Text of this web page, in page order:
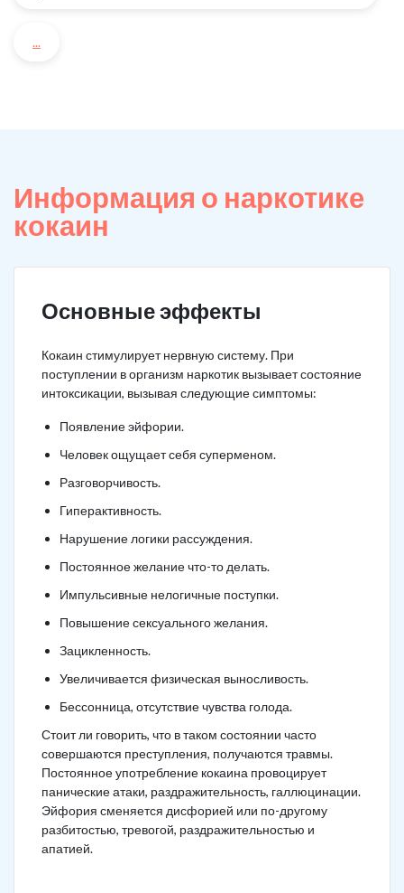
...
Информация о наркотике
кокаин
Основные эффекты
Кокаин стимулирует нервную систему. При
поступлении в организм наркотик вызывает состояние
интоксикации, вызывая следующие симптомы:
Появление эйфории.
Человек ощущает себя суперменом.
Разговорчивость.
Гиперактивность.
Нарушение логики рассуждения.
Постоянное желание что-то делать.
Импульсивные нелогичные поступки.
Повышение сексуального желания.
Зацикленность.
Увеличивается физическая выносливость.
Бессонница, отсутствие чувства голода.
Стоит ли говорить, что в таком состоянии часто
совершаются преступления, получаются травмы.
Постоянное употребление кокаина провоцирует
панические атаки, раздражительность, галлюцинации.
Эйфория сменяется дисфорией или по-другому
разбитостью, тревогой, раздражительностью и
апатией.